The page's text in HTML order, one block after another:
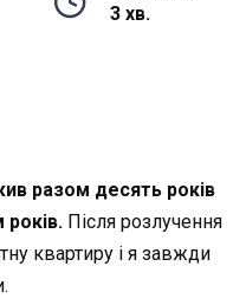
3 хв.
разом десять років
років. Після розлучення
квартиру і я завжди